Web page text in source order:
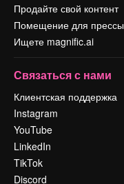
Продайте свой контент
Помещение для прессы
Ищете magnific.ai
Связаться с нами
Клиентская поддержка
Instagram
YouTube
LinkedIn
TikTok
Discord